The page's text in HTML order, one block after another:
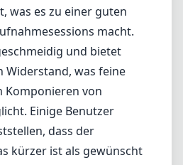
überzeugt das
mit scharfen Bildern und
selbst bei
Objektiv hält die
über das
mit minimaler
Chromatische